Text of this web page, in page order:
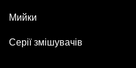
Мийки
Серії змішувачів